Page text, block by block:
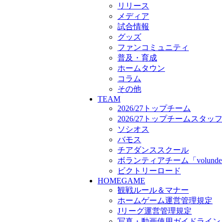
ボランティアチーム「
ビクトリーロード
HOMEGAME
観戦ルール＆マナー
ホームゲーム運営管理規定
Jリーグ運営管理規定
写真・動画使用ガイドライン
ロートフィールド奈良
SCHEDULE
2026/27
練習見学時のファンサービス
TICKET
奈良クラブ明治安田J3リーグ
奈良クラブ明治安田Ｊ3リー
観戦ルール＆マナー
FANCOMMUNITY
2026/27ファンコミュニティ
サポートショップ
GOODS
オフィシャルストア（実店舗
オンラインストア
ACADEMY
リリース
メディア
試合情報
グッズ
ファンコミュニティ
普及・育成
ホームタウン
コラム
その他
TEAM
2026/27トップチーム
2026/27トップチームスタッフ
ソシオス
バモス
チアダンススクール
ボランティアチーム「
ビクトリーロード
HOMEGAME
観戦ルール＆マナー
ホームゲーム運営管理規定
Jリーグ運営管理規定